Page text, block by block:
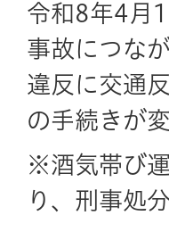
令和8年4月
事故につな
違反に交通
の手続きが
※酒気帯び
り、刑事処